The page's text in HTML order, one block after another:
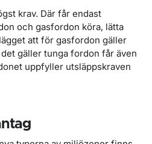
krav. Där får endast
och gasfordon köra, lätta
att för gasfordon gäller
gäller tunga fordon får även
uppfyller utsläppskraven